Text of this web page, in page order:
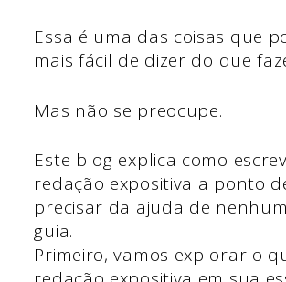
Essa é uma das coisas que
mais fácil de dizer do que
Mas não se preocupe.
Este blog explica como
redação expositiva a ponto
precisar da ajuda de
guia.
Primeiro, vamos explorar o